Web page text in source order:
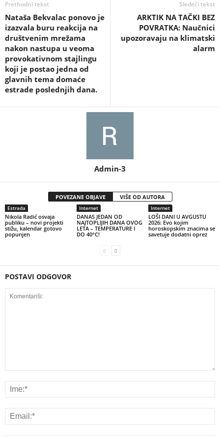
Prethodni tekst
Nataša Bekvalac ponovo je
izazvala buru reakcija na
društvenim mrežama
nakon nastupa u veoma
provokativnom stajlingu
koji je postao jedna od
glavnih tema domaće
estrade poslednjih dana.
Sledeći tekst
ARKTIK NA TAČKI BEZ
POVRATKA: Naučnici
upozoravaju na klimatski
alarm
Admin-3
POVEZANE OBJAVE VIŠE OD AUTORA
Estrada
Nikola Radić osvaja
publiku – novi projekti
stižu, kalendar gotovo
popunjen
Internet
DANAS JEDAN OD
NAJTOPLIJIH DANA OVOG
LETA – TEMPERATURE I
DO 40°C!
Internet
LOŠI DANI U AVGUSTU
2026: Evo kojim
horoskopskim znacima se
savetuje dodatni oprez
POSTAVI ODGOVOR